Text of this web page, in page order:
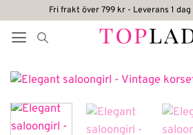
content
Fri frakt över 799 kr - Leverans 1